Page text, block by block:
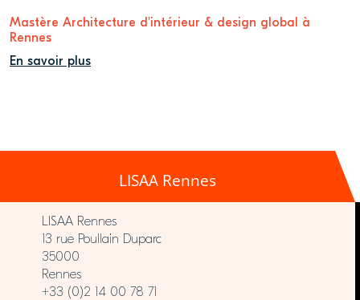
Mastère Architecture d'intérieur & design global à
Rennes
En savoir plus
LISAA Rennes
LISAA Rennes
13 rue Poullain Duparc
35000
Rennes
+33 (0)2 14 00 78 71